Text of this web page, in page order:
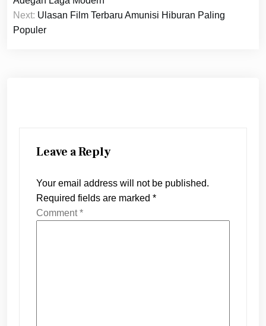
Next: Ulasan Film Terbaru Amunisi Hiburan Paling
Populer
Leave a Reply
Your email address will not be published.
Required fields are marked *
Comment*